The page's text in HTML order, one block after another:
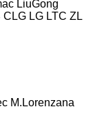
LiuGong
CLG LG LTC ZL
M.Lorenzana